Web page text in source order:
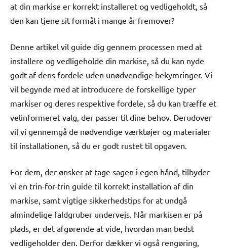
at din markise er korrekt installeret og vedligeholdt, så
den kan tjene sit formål i mange år fremover?
Denne artikel vil guide dig gennem processen med at
installere og vedligeholde din markise, så du kan nyde
godt af dens fordele uden unødvendige bekymringer. Vi
vil begynde med at introducere de forskellige typer
markiser og deres respektive fordele, så du kan træffe et
velinformeret valg, der passer til dine behov. Derudover
vil vi gennemgå de nødvendige værktøjer og materialer
til installationen, så du er godt rustet til opgaven.
For dem, der ønsker at tage sagen i egen hånd, tilbyder
vi en trin-for-trin guide til korrekt installation af din
markise, samt vigtige sikkerhedstips for at undgå
almindelige faldgruber undervejs. Når markisen er på
plads, er det afgørende at vide, hvordan man bedst
vedligeholder den. Derfor dækker vi også rengøring,